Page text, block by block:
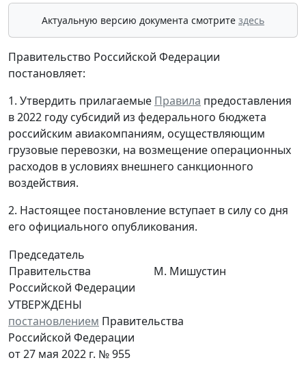
Актуальную версию документа смотрите здесь
Правительство Российской Федерации
постановляет:
1. Утвердить прилагаемые Правила предоставления
в 2022 году субсидий из федерального бюджета
российским авиакомпаниям, осуществляющим
грузовые перевозки, на возмещение операционных
расходов в условиях внешнего санкционного
воздействия.
2. Настоящее постановление вступает в силу со дня
его официального опубликования.
Председатель
Правительства
Российской Федерации
М. Мишустин
УТВЕРЖДЕНЫ
постановлением Правительства
Российской Федерации
от 27 мая 2022 г. № 955